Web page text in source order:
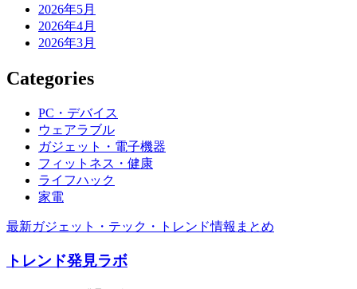
2026年5月
2026年4月
2026年3月
Categories
PC・デバイス
ウェアラブル
ガジェット・電子機器
フィットネス・健康
ライフハック
家電
最新ガジェット・テック・トレンド情報まとめ
トレンド発見ラボ